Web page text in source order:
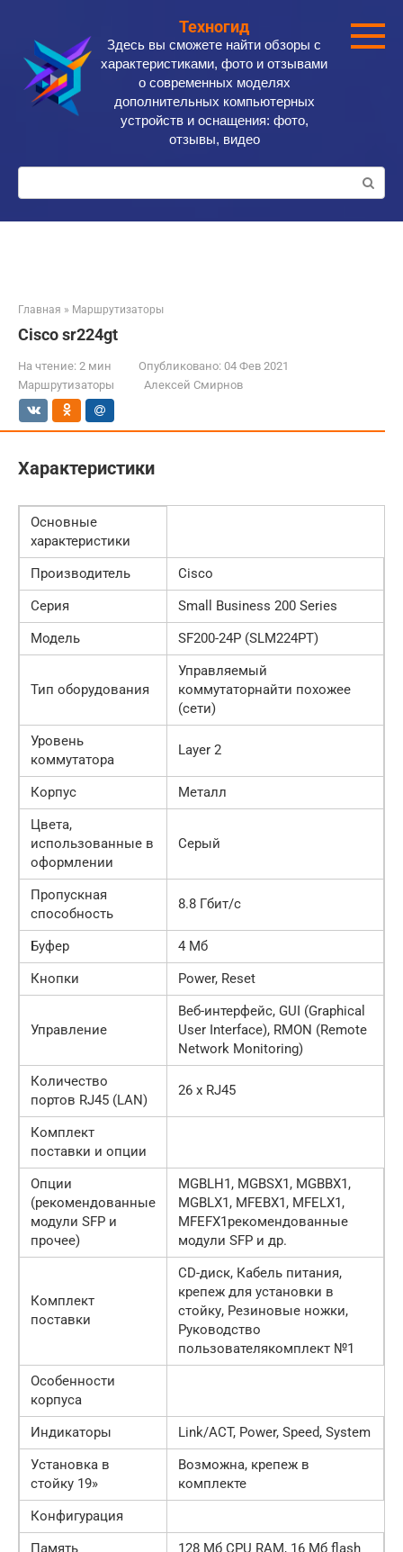
контенту
Техногид
Здесь вы сможете найти обзоры с
характеристиками, фото и отзывами
о современных моделях
дополнительных компьютерных
устройств и оснащения: фото,
отзывы, видео
Поиск:
Главная » Маршрутизаторы
Cisco sr224gt
На чтение: 2 мин Опубликовано: 04 Фев 2021
Маршрутизаторы
Алексей Смирнов
Характеристики
Основные
характеристики
Производитель
Cisco
Серия
Small Business 200 Series
Модель
SF200-24P (SLM224PT)
Тип оборудования
Управляемый
коммутаторнайти похожее
(сети)
Уровень
коммутатора
Layer 2
Корпус
Металл
Цвета,
использованные в
оформлении
Серый
Пропускная
способность
8.8 Гбит/с
Буфер
4 Мб
Кнопки
Power, Reset
Управление
Веб-интерфейс, GUI (Graphical
User Interface), RMON (Remote
Network Monitoring)
Количество
портов RJ45 (LAN)
26 x RJ45
Комплект
поставки и опции
Опции
(рекомендованные
модули SFP и
прочее)
MGBLH1, MGBSX1, MGBBX1,
MGBLX1, MFEBX1, MFELX1,
MFEFX1рекомендованные
модули SFP и др.
Комплект
поставки
CD-диск, Кабель питания,
крепеж для установки в
стойку, Резиновые ножки,
Руководство
пользователякомплект №1
Особенности
корпуса
Индикаторы
Link/ACT, Power, Speed, System
Установка в
стойку 19»
Возможна, крепеж в
комплекте
Конфигурация
Память
128 Мб CPU RAM, 16 Мб flash